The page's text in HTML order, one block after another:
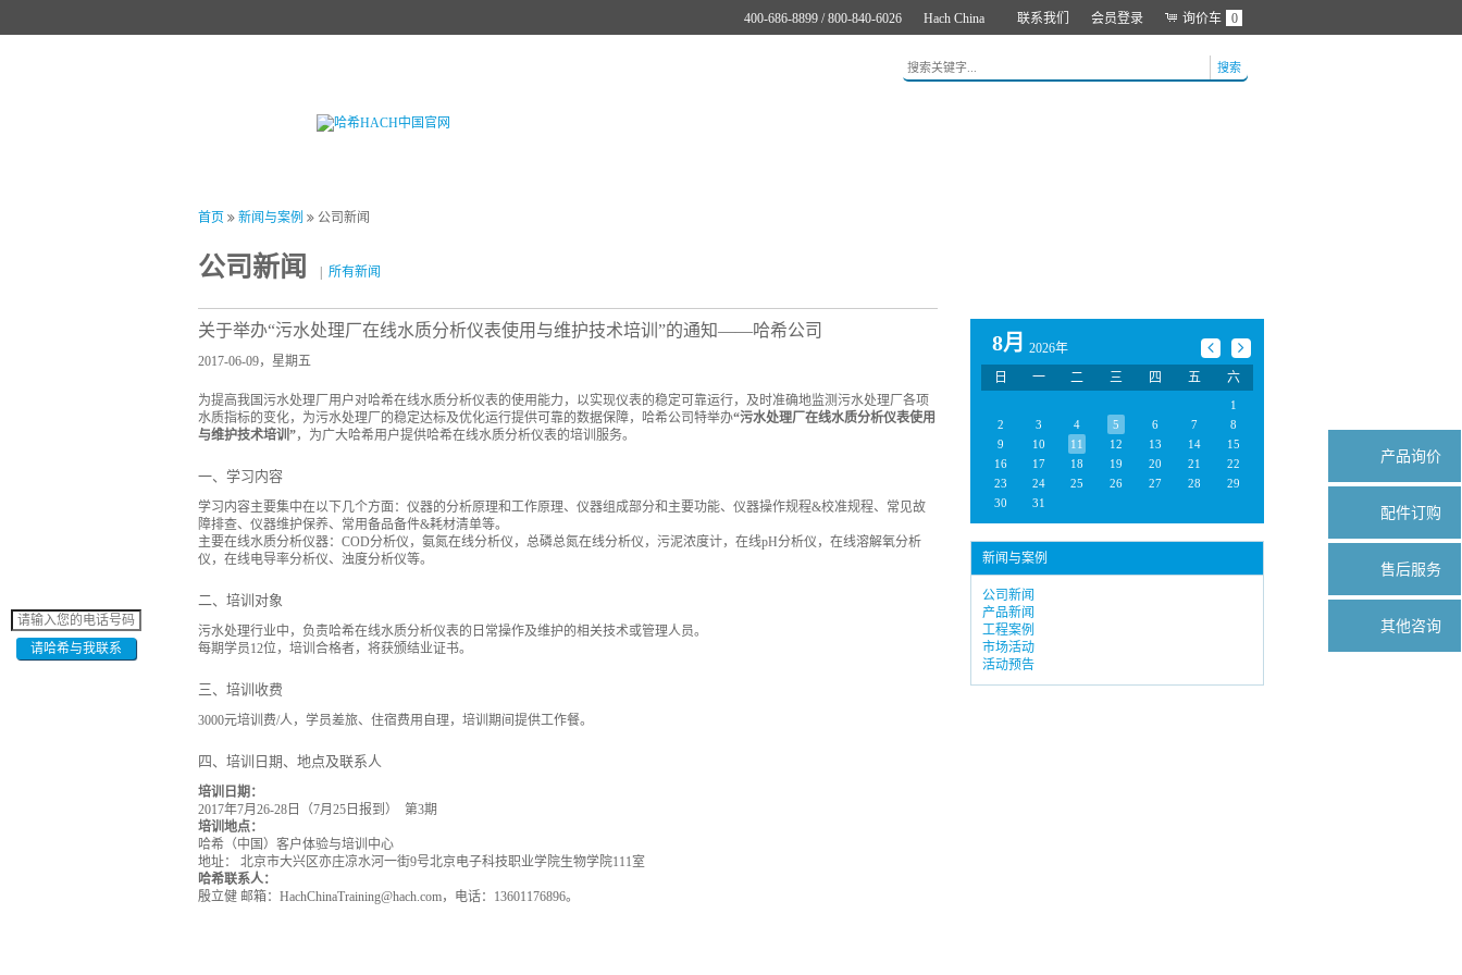
联系我们 会员登录 询价车 0
Hach China
400-686-8899 / 800-840-6026
搜索
首页 新闻与案例 公司新闻
公司新闻 所有新闻
关于举办“污水处理厂在线水质分析仪表使用与维护技术培训”的通知——哈希公司
2017-06-09，星期五
为提高我国污水处理厂用户对哈希在线水质分析仪表的使用能力，以实现仪表的稳定可靠运行，及时准确地监测污水处理厂各项
水质指标的变化，为污水处理厂的稳定达标及优化运行提供可靠的数据保障，哈希公司特举办“污水处理厂在线水质分析仪表使用
与维护技术培训”，为广大哈希用户提供哈希在线水质分析仪表的培训服务。
一、学习内容
学习内容主要集中在以下几个方面：仪器的分析原理和工作原理、仪器组成部分和主要功能、仪器操作规程&校准规程、常见故
障排查、仪器维护保养、常用备品备件&耗材清单等。
主要在线水质分析仪器：COD分析仪，氨氮在线分析仪，总磷总氮在线分析仪，污泥浓度计，在线pH分析仪，在线溶解氧分析
仪，在线电导率分析仪、浊度分析仪等。
二、培训对象
污水处理行业中，负责哈希在线水质分析仪表的日常操作及维护的相关技术或管理人员。
每期学员12位，培训合格者，将获颁结业证书。
三、培训收费
3000元培训费/人，学员差旅、住宿费用自理，培训期间提供工作餐。
四、培训日期、地点及联系人
培训日期：
2017年7月26-28日（7月25日报到） 第3期
培训地点：
哈希（中国）客户体验与培训中心
地址： 北京市大兴区亦庄凉水河一街9号北京电子科技职业学院生物学院111室
哈希联系人：
殷立健 邮箱：HachChinaTraining@hach.com，电话：13601176896。
8月
2026年
日
一 二 三 四 五 六
1
2
3 4 5 6 7
8
9
10 11 12 13 14
15
16
17 18 19 20 21
22
23
24 25 26 27 28
29
30
31
新闻与案例
公司新闻
产品新闻
工程案例
市场活动
活动预告
请哈希与我联系
产品询价
配件订购
售后服务
其他咨询